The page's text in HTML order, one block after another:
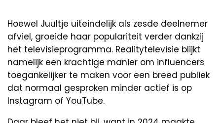
Hoewel Juultje uiteindelijk als zesde deelnemer
afviel, groeide haar populariteit verder dankzij
het televisieprogramma. Realitytelevisie blijkt
namelijk een krachtige manier om influencers
toegankelijker te maken voor een breed publiek
dat normaal gesproken minder actief is op
Instagram of YouTube.